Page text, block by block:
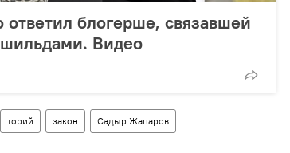
блогерше, связавшей
Видео
торий закон Садыр Жапаров